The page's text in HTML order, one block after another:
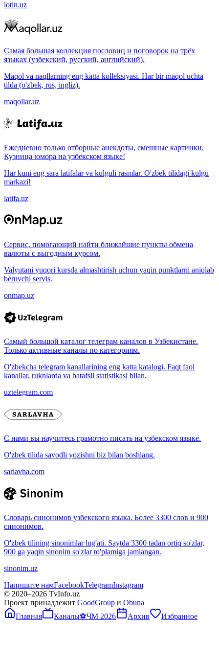
lotin.uz
Самая большая коллекция пословиц и поговорок на трёх
языках (узбекский, русский, английский).
Maqol va naqllarning eng katta kolleksiyasi. Har bir maqol uchta
tilda (o'zbek, rus, ingliz).
maqollar.uz
Ежедневно только отборные анекдоты, смешные картинки.
Кузница юмора на узбекском языке!
Har kuni eng sara latifalar va kulguli rasmlar. O'zbek tilidagi kulgu
markazi!
latifa.uz
Сервис, помогающий найти ближайшие пункты обмена
валюты с выгодным курсом.
Valyutani yuqori kursda almashtirish uchun yaqin punktlarni aniqlab
beruvchi servis.
onmap.uz
Самый большой каталог телеграм каналов в Узбекистане.
Только активные каналы по категориям.
O'zbekcha telegram kanallarining eng katta katalogi. Faqt faol
kanallar, ruknlarda va batafsil statistikasi bilan.
uztelegram.com
С нами вы научитесь грамотно писать на узбекском языке.
O'zbek tilida savodli yozishni biz bilan boshlang.
sarlavha.com
Словарь синонимов узбекского языка. Более 3300 слов и 900
синонимов.
O'zbek tilining sinonimlar lug'ati. Saytda 3300 tadan ortiq so'zlar,
900 ga yaqin sinonim so'zlar to'plamiga jamlangan.
sinonim.uz
Напишите намFacebookTelegramInstagram
© 2020–2026 TvInfo.uz
Проект принадлежит GoodGroup и Obuna
Главная
Каналы⚽ЧМ 2026 Архив Избранное